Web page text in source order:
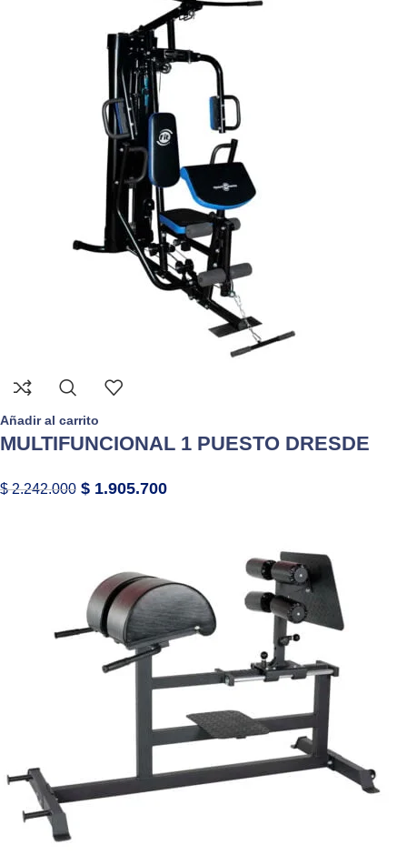
Añadir al carrito
MULTIFUNCIONAL 1 PUESTO DRESDE
$2.242.000 $ 1.905.700